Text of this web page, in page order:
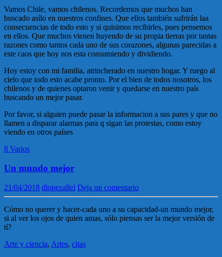
Vamos Chile, vamos chilenos. Recordemos que muchos han
buscado asílo en nuestros confines. Que ellos también sufrirán laa
consecuencias de todo esto y si quisimos recibirles, pues pensemos
en ellos. Que muchos vienen huyendo de su propia tierras por tantas
razones como tantos cada uno de sus corazones, algunas parecidas a
este caos que hoy nos esta consumiendo y dividiendo.
Hoy estoy con mi familia, atrincherado en nuestro hogar. Y ruego al
cielo que todo esto acabe pronto. Por el bien de todos nosotros, los
chilenos y de quienes optaron venir y quedarse en nuestro país
buscando un mejor pasar.
Por favor, si alguien puede pasar la informacion a sus pares y que no
llamen a disparar alarmas para q sigan las protestas, como estoy
viendo en otros países
8 Varios
Un mundo mejor
21/04/2018 dlopezallel Deja un comentario
Cómo no querer y hacer-cada uno a su capacidad-un mundo mejor,
si al ver los ojos de quien amas, sólo piensas ser la mejor versión de
tí?
Arte y ciencia, Artes, citas